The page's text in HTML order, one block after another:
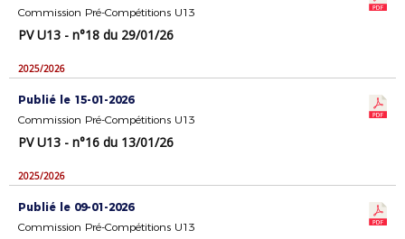
Commission Pré-Compétitions U13
PV U13 - n°18 du 29/01/26
2025/2026
Publié le 15-01-2026
Commission Pré-Compétitions U13
PV U13 - n°16 du 13/01/26
2025/2026
Publié le 09-01-2026
Commission Pré-Compétitions U13